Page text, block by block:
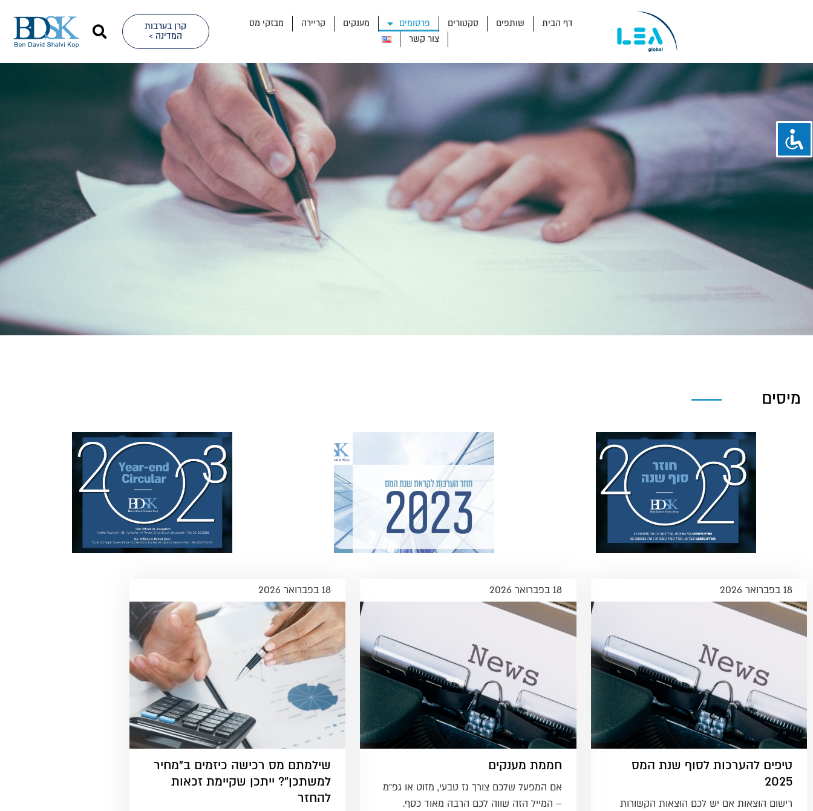
דף הבית שותפים סקטורים פרסומים מענקים קריירה
מבזקי מס
צור קשר
קרן בערבות
המדינה >
מיסים
18 בפברואר 2026
טיפים להערכות לסוף שנת המס
2025
רישום הוצאות אם יש לכם הוצאות הקשורות
18 בפברואר 2026
חממת מענקים
אם המפעל שלכם צורך גז טבעי, מזוט או גפ"מ
– המייל הזה שווה לכם הרבה מאוד כסף.
18 בפברואר 2026
שילמתם מס רכישה כיזמים ב"מחיר
למשתכן"? ייתכן שקיימת זכאות
להחזר